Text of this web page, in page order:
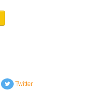
Twitter